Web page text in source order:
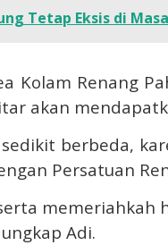
Tetap Eksis di
Kolam Renang
akan
berbeda,
Persatuan
Adi.